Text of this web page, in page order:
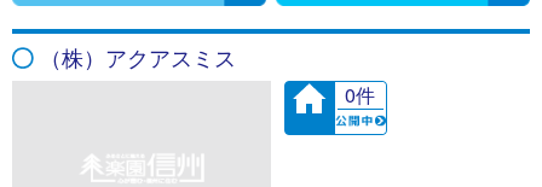
（株）アクアスミス
0件